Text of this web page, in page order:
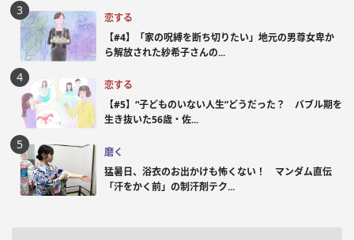
恋する
【#4】「家の呪縛を断ち切りたい」地元の男尊女卑か
ら解放された紗希子さんの...
恋する
【#5】“子どものいない人生”どうだった？ バブル期を
生き抜いた56歳・佐...
磨く
猛暑日、浴衣のお出かけも怖くない！ マンダム直伝
「汗をかく前」の制汗剤テク...